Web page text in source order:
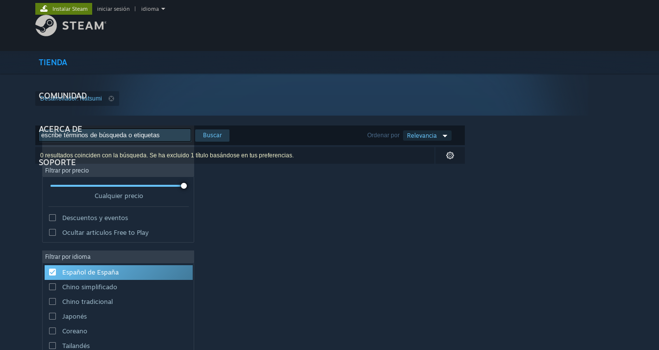
TIENDA
COMUNIDAD
ACERCA DE
SOPORTE
Instalar Steam iniciar sesión idioma
Desarrollador: Natsumi
Ordenar por Relevancia
Buscar
0 resultados coinciden con la búsqueda. Se ha excluido 1 título basándose en tus preferencias.
Filtrar por precio
Cualquier precio
Descuentos y eventos
Ocultar artículos Free to Play
Filtrar por idioma
Español de España
Chino simplificado
Chino tradicional
Japonés
Coreano
Tailandés